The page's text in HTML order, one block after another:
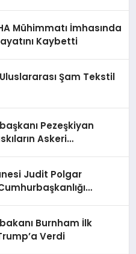
Mühimmatı İmhasında
Kaybetti
Şam Tekstil
Pezeşkiyan
Askeri
Judit Polgar
Burnham İlk
Verdi